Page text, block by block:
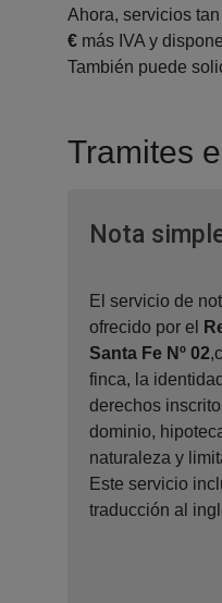
Ahora, servicios
€ más IVA y
También puede
Tramites
Nota
El servicio de
ofrecido por el
Santa Fe Nº 02
finca, la
derechos
dominio,
naturaleza y
Este servicio
traducción al